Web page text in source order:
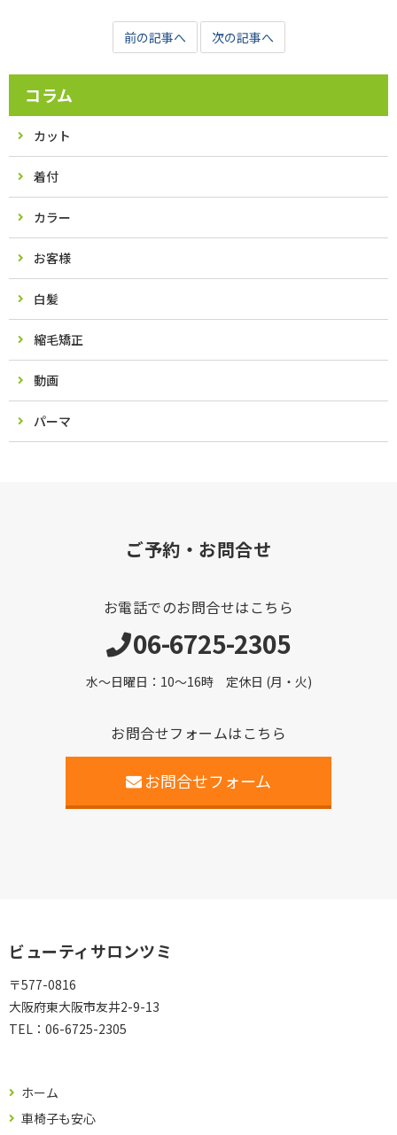
前の記事へ 次の記事へ
コラム
カット
着付
カラー
お客様
白髪
縮毛矯正
動画
パーマ
ご予約・お問合せ
お電話でのお問合せはこちら
06-6725-2305
水～日曜日：10～16時 定休日 (月・火)
お問合せフォームはこちら
お問合せフォーム
ビューティサロンツミ
〒577-0816
大阪府東大阪市友井2-9-13
TEL： 06-6725-2305
ホーム
車椅子も安心